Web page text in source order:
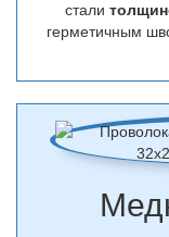
стали
герметичным